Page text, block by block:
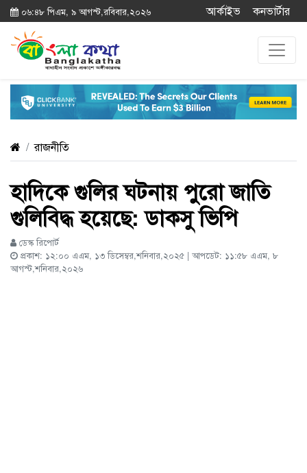
০৬:৪৮ পিএম, ৯ আগস্ট,রবিবার,২০২৬ আর্কাইভ কনভার্টার
রাজনীতি
হাদিকে গুলির ঘটনায় পুরো জাতি
গুলিবিদ্ধ হয়েছে: ডাকসু ভিপি
ডেস্ক রিপোর্ট
প্রকাশ: ১২:০০ এএম, ১৩ ডিসেম্বর,শনিবার,২০২৫ | আপডেট: ১১:৫৮ এএম, ৮
আগস্ট,শনিবার,২০২৬